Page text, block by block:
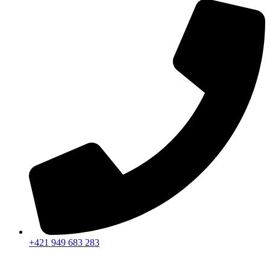
+421 949 683 283